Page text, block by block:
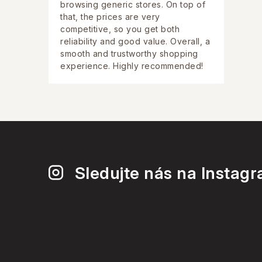
browsing generic stores. On top of
that, the prices are very
competitive, so you get both
reliability and good value. Overall, a
smooth and trustworthy shopping
experience. Highly recommended!
Sledujte nás na